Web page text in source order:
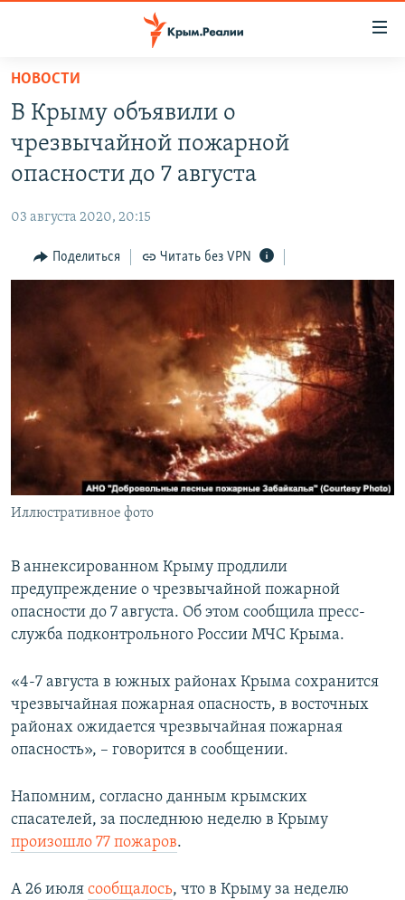
Вернуться
основному
содержанию
Вернутся
главной
навигации
Вернутся
СПЕЦПРОЕКТЫ
11 ЛЕТ ОККУПАЦИИ КРЫМА. 11 ИСТОРИЙ СОПРОТИВЛЕНИЯ
ВОДА
ЕЩЕ
ИНТЕРАКТИВ
ТЕЛЕПРОЕКТ КРЫМ.РЕАЛИИ
СОВЕТЫ ПРАВОЗАЩИТНИКОВ
ПРОПАВШИЕ БЕЗ ВЕСТИ
ПОБЕДИТЕЛЕЙ НЕ СУДЯТ?
КРЫМ.НЕПОКОРЕННЫЙ
ELIFBE
УКРАИНСКАЯ ПРОБЛЕМА КРЫМА
РАДІО СВОБОДА
КАК ОБОЙТИ БЛОКИРОВКУ
Українською
Qırımtatar
ПРИСОЕДИНЯЙТЕСЬ!
НОВОСТИ
В Крыму объявили о
чрезвычайной пожарной
опасности до 7 августа
03 августа 2020, 20:15
Поделиться Читать без VPN
Иллюстративное фото
В аннексированном Крыму продлили
предупреждение о чрезвычайной пожарной
опасности до 7 августа. Об этом сообщила пресс-
служба подконтрольного России МЧС Крыма.
«4-7 августа в южных районах Крыма сохранится
чрезвычайная пожарная опасность, в восточных
районах ожидается чрезвычайная пожарная
опасность», – говорится в сообщении.
Напомним, согласно данным крымских
спасателей, за последнюю неделю в Крыму
произошло 77 пожаров.
А 26 июля сообщалось, что в Крыму за неделю